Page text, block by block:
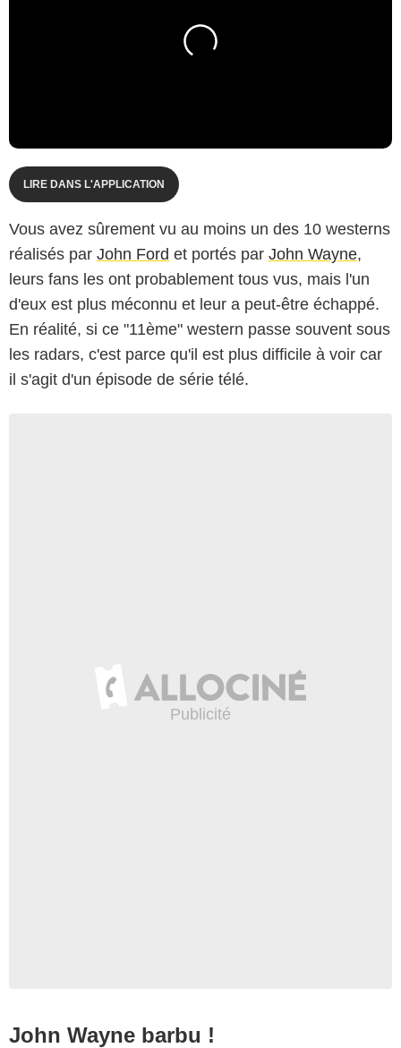
LIRE DANS L'APPLICATION
Vous avez sûrement vu au moins un des 10 westerns
réalisés par John Ford et portés par John Wayne,
leurs fans les ont probablement tous vus, mais l'un
d'eux est plus méconnu et leur a peut-être échappé.
En réalité, si ce "11ème" western passe souvent sous
les radars, c'est parce qu'il est plus difficile à voir car
il s'agit d'un épisode de série télé.
John Wayne barbu !